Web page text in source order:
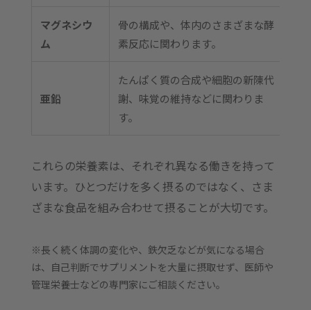
マグネシウ
ム
骨の構成や、体内のさまざまな酵
素反応に関わります。
亜鉛
たんぱく質の合成や細胞の新陳代
謝、味覚の維持などに関わりま
す。
これらの栄養素は、それぞれ異なる働きを持って
います。ひとつだけを多く摂るのではなく、さま
ざまな食品を組み合わせて摂ることが大切です。
※長く続く体調の変化や、鉄欠乏などが気になる場合
は、自己判断でサプリメントを大量に摂取せず、医師や
管理栄養士などの専門家にご相談ください。